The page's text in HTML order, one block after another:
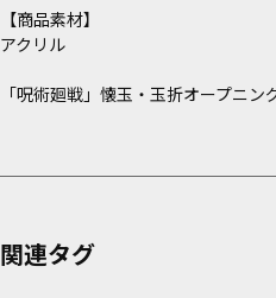
【商品素材】
アクリル
「呪術廻戦」懐玉・玉折オープニン
関連タグ